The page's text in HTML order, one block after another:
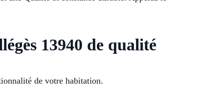
13940 de qualité
de votre habitation.